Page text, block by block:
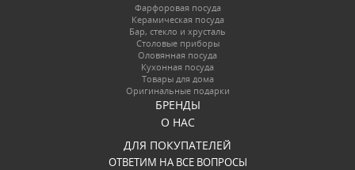
Фарфоровая посуда
Керамическая посуда
Бар, стекло и хрусталь
Столовые приборы
Оловянная посуда
Кухонная посуда
Товары для дома
Оригинальные подарки
БРЕНДЫ
О НАС
ДЛЯ ПОКУПАТЕЛЕЙ
ОТВЕТИМ НА ВСЕ ВОПРОСЫ